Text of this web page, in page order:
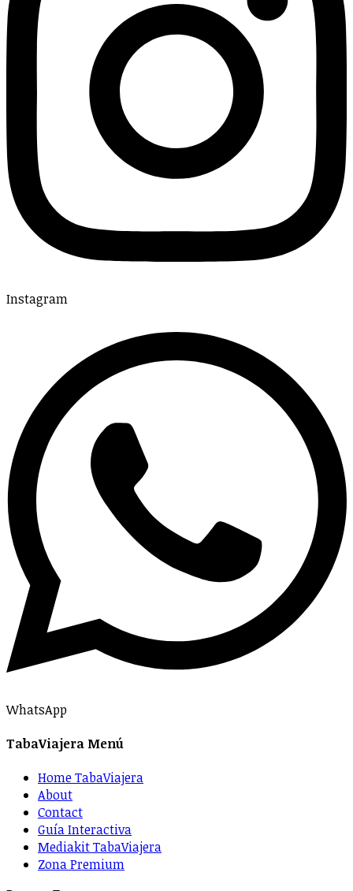
Instagram
WhatsApp
TabaViajera Menú
Home TabaViajera
About
Contact
Guía Interactiva
Mediakit TabaViajera
Zona Premium